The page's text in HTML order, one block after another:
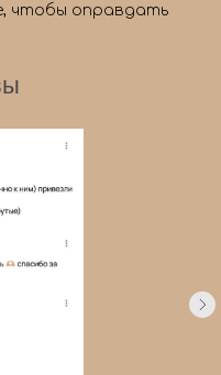
чтобы оправдать